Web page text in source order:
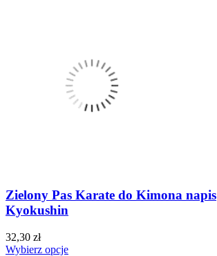
Zielony Pas Karate do Kimona napis
Kyokushin
32,30 zł
Wybierz opcje